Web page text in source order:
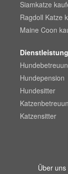
Siamkatze
Ragdoll Katze
Maine Coon
Hundepension
Hundesitter
Katzensitter
Über uns